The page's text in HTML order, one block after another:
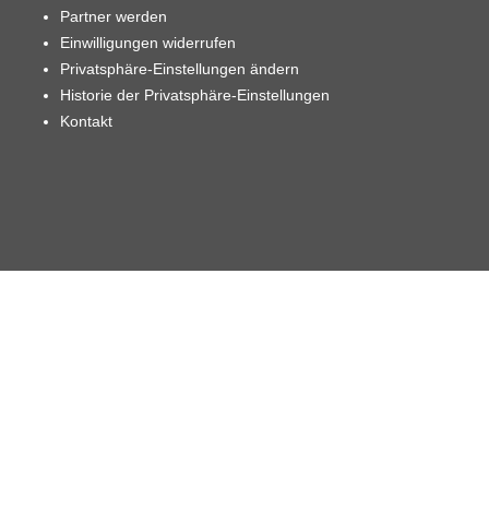
Partner werden
Einwilligungen widerrufen
Privatsphäre-Einstellungen ändern
Historie der Privatsphäre-Einstellungen
Kontakt